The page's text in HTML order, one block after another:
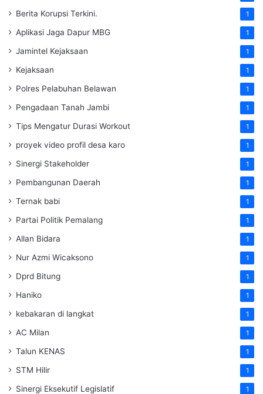
Berita Korupsi Terkini. 1
Aplikasi Jaga Dapur MBG 1
Jamintel Kejaksaan 1
Kejaksaan 1
Polres Pelabuhan Belawan 1
Pengadaan Tanah Jambi 1
Tips Mengatur Durasi Workout 1
proyek video profil desa karo 1
Sinergi Stakeholder 1
Pembangunan Daerah 1
Ternak babi 1
Partai Politik Pemalang 1
Allan Bidara 1
Nur Azmi Wicaksono 1
Dprd Bitung 1
Haniko 1
kebakaran di langkat 1
AC Milan 1
Talun KENAS 1
STM Hilir 1
Sinergi Eksekutif Legislatif 1